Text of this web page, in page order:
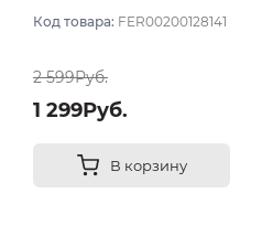
Код товара: FER00200128141
2 599Руб.
1 299Руб.
В корзину